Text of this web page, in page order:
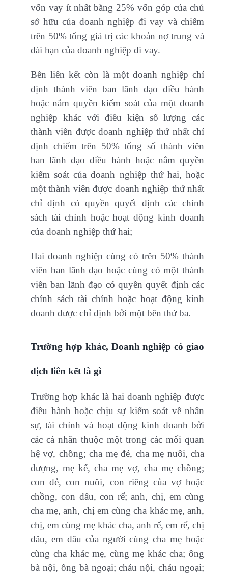
vốn vay ít nhất bằng 25% vốn góp của chủ
sở hữu của doanh nghiệp đi vay và chiếm
trên 50% tổng giá trị các khoản nợ trung và
dài hạn của doanh nghiệp đi vay.
Bên liên kết còn là một doanh nghiệp chỉ
định thành viên ban lãnh đạo điều hành
hoặc nắm quyền kiểm soát của một doanh
nghiệp khác với điều kiện số lượng các
thành viên được doanh nghiệp thứ nhất chỉ
định chiếm trên 50% tổng số thành viên
ban lãnh đạo điều hành hoặc nắm quyền
kiểm soát của doanh nghiệp thứ hai, hoặc
một thành viên được doanh nghiệp thứ nhất
chỉ định có quyền quyết định các chính
sách tài chính hoặc hoạt động kinh doanh
của doanh nghiệp thứ hai;
Hai doanh nghiệp cùng có trên 50% thành
viên ban lãnh đạo hoặc cùng có một thành
viên ban lãnh đạo có quyền quyết định các
chính sách tài chính hoặc hoạt động kinh
doanh được chỉ định bởi một bên thứ ba.
Trường hợp khác, Doanh nghiệp có giao
dịch liên kết là gì
Trường hợp khác là hai doanh nghiệp được
điều hành hoặc chịu sự kiểm soát về nhân
sự, tài chính và hoạt động kinh doanh bởi
các cá nhân thuộc một trong các mối quan
hệ vợ, chồng; cha mẹ đẻ, cha mẹ nuôi, cha
dượng, mẹ kế, cha mẹ vợ, cha mẹ chồng;
con đẻ, con nuôi, con riêng của vợ hoặc
chồng, con dâu, con rể; anh, chị, em cùng
cha mẹ, anh, chị em cùng cha khác mẹ, anh,
chị, em cùng mẹ khác cha, anh rể, em rể, chị
dâu, em dâu của người cùng cha mẹ hoặc
cùng cha khác mẹ, cùng mẹ khác cha; ông
bà nội, ông bà ngoại; cháu nội, cháu ngoại;